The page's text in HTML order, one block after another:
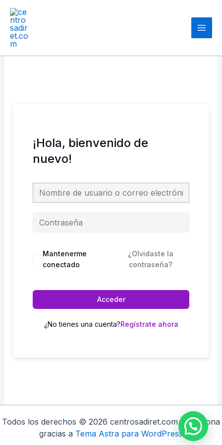
contenido
¡Hola, bienvenido de
nuevo!
Mantenerme
conectado
¿Olvidaste la
contraseña?
Acceder
¿No tienes una cuenta?Regístrate ahora
Todos los derechos © 2026 centrosadiret.com | Funciona
gracias a Tema Astra para WordPress